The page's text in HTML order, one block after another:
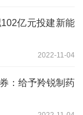
亿元投建新能
2022-11-04
：给予羚锐制药